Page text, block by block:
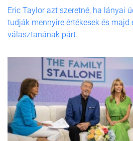
Eric Taylor azt szeretné, ha lányai
tudják mennyire értékesek és majd
választanának párt.